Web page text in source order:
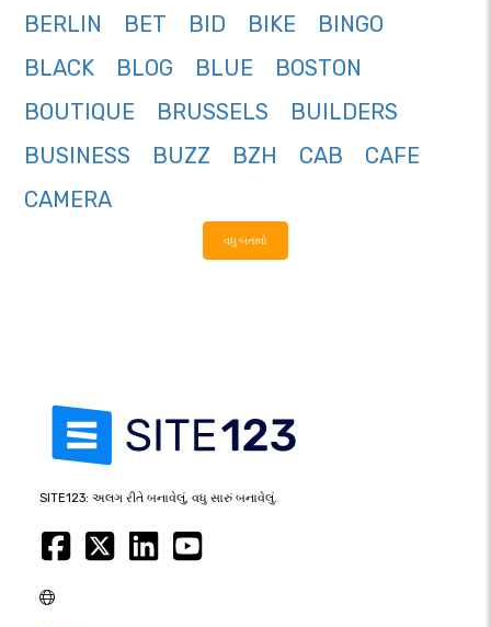
BERLIN
BET BID BIKE
BINGO
BLACK
BLOG BLUE
BOSTON
BOUTIQUE
BRUSSELS
BUILDERS
BUSINESS
BUZZ BZH CAB
CAFE
CAMERA
વધુ બતાવો
SITE123: અલગ રીતે બનાવેલું, વધુ સારું બનાવેલું.